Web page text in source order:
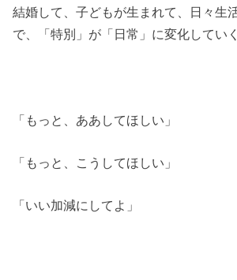
結婚して、子どもが生まれて、日々生
で、「特別」が「日常」に変化してい
「もっと、ああしてほしい」
「もっと、こうしてほしい」
「いい加減にしてよ」